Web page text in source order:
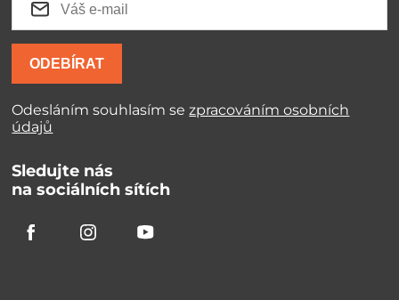
ODEBÍRAT
Odesláním souhlasím sezpracováním osobních
údajů
Sledujte nás
na sociálních sítích